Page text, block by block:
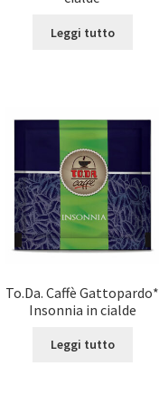
Leggi tutto
To.Da. Caffè Gattopardo*
Insonnia in cialde
Leggi tutto